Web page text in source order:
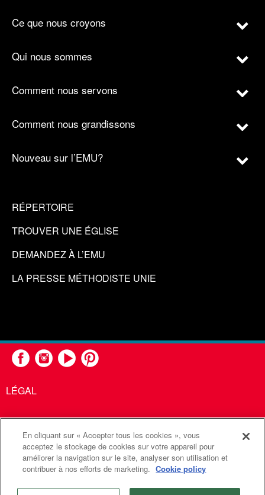
Ce que nous croyons
Qui nous sommes
Comment nous servons
Comment nous grandissons
Nouveau sur l’EMU?
RÉPERTOIRE
TROUVER UNE ÉGLISE
DEMANDEZ À L’EMU
LA PRESSE MÉTHODISTE UNIE
LÉGAL
United Methodist Communications est une agence de l'Église
Méthodiste Unie
Communications Méthodistes Unies. Tous droits
réservés
En cliquant sur « Accepter tous les cookies », vous
acceptez le stockage de cookies sur votre appareil pour
améliorer la navigation sur le site, analyser son utilisation et
contribuer à nos efforts de marketing. Cookie policy